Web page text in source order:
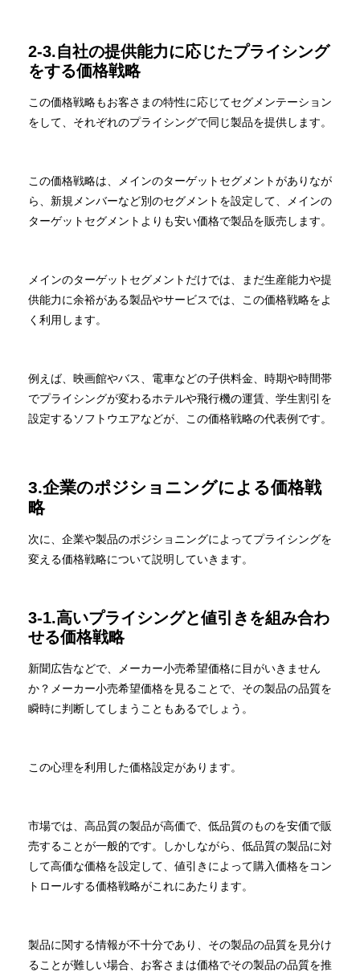
2-3.自社の提供能力に応じたプライシング
をする価格戦略
この価格戦略もお客さまの特性に応じてセグメンテーション
をして、それぞれのプライシングで同じ製品を提供します。
この価格戦略は、メインのターゲットセグメントがありなが
ら、新規メンバーなど別のセグメントを設定して、メインの
ターゲットセグメントよりも安い価格で製品を販売します。
メインのターゲットセグメントだけでは、まだ生産能力や提
供能力に余裕がある製品やサービスでは、この価格戦略をよ
く利用します。
例えば、映画館やバス、電車などの子供料金、時期や時間帯
でプライシングが変わるホテルや飛行機の運賃、学生割引を
設定するソフトウエアなどが、この価格戦略の代表例です。
3.企業のポジショニングによる価格戦
略
次に、企業や製品のポジショニングによってプライシングを
変える価格戦略について説明していきます。
3-1.高いプライシングと値引きを組み合わ
せる価格戦略
新聞広告などで、メーカー小売希望価格に目がいきません
か？メーカー小売希望価格を見ることで、その製品の品質を
瞬時に判断してしまうこともあるでしょう。
この心理を利用した価格設定があります。
市場では、高品質の製品が高価で、低品質のものを安価で販
売することが一般的です。しかしながら、低品質の製品に対
して高価な価格を設定して、値引きによって購入価格をコン
トロールする価格戦略がこれにあたります。
製品に関する情報が不十分であり、その製品の品質を見分け
ることが難しい場合、お客さまは価格でその製品の品質を推